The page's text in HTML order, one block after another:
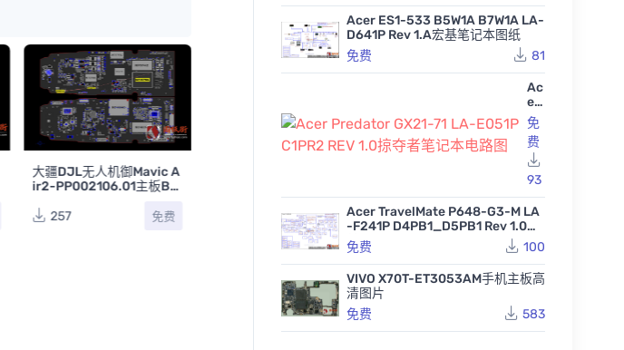
大疆DJL无人机御Mavic A
ir2-PP002106.01主板BV
257
免费
大疆DJL无人机御Mavic A
ir2 PP002106.01主板高
大疆DJL无人机御Mavic A
ir2-PP001372.04主板BV
免费
Acer ES1-533 B5W1A B7W1A LA-
D641P Rev 1.A宏基笔记本图纸
免费
81
Ac
er
Pr
ed
at
or
GX
21
-7
1 L
A-
E0
51
P
2
RE
免
费
93
Acer TravelMate P648-G3-M LA
-F241P D4PB1_D5PB1 Rev 1.0宏
基笔记本图纸
免费 100
VIVO X70T-ET3053AM手机主板高
清图片
免费
583